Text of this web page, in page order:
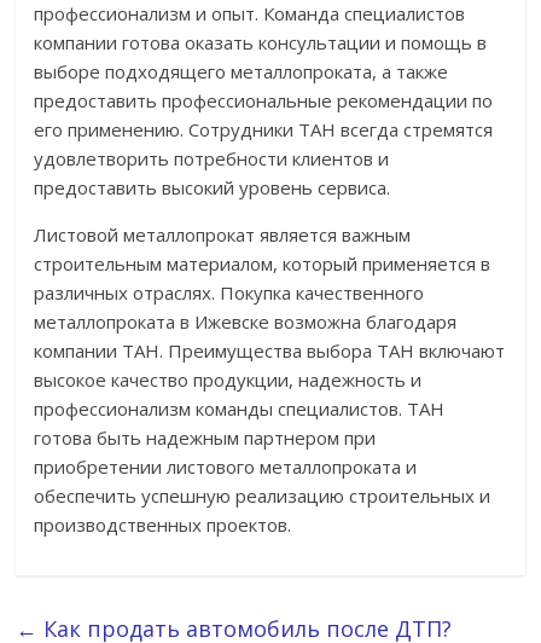
профессионализм и опыт. Команда специалистов
компании готова оказать консультации и помощь в
выборе подходящего металлопроката, а также
предоставить профессиональные рекомендации по
его применению. Сотрудники ТАН всегда стремятся
удовлетворить потребности клиентов и
предоставить высокий уровень сервиса.
Листовой металлопрокат является важным
строительным материалом, который применяется в
различных отраслях. Покупка качественного
металлопроката в Ижевске возможна благодаря
компании ТАН. Преимущества выбора ТАН включают
высокое качество продукции, надежность и
профессионализм команды специалистов. ТАН
готова быть надежным партнером при
приобретении листового металлопроката и
обеспечить успешную реализацию строительных и
производственных проектов.
← Как продать автомобиль после ДТП?